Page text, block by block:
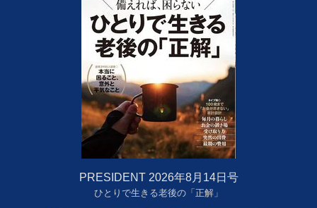
PRESIDENT 2026年8月14日号
ひとりで生きる老後の「正解」